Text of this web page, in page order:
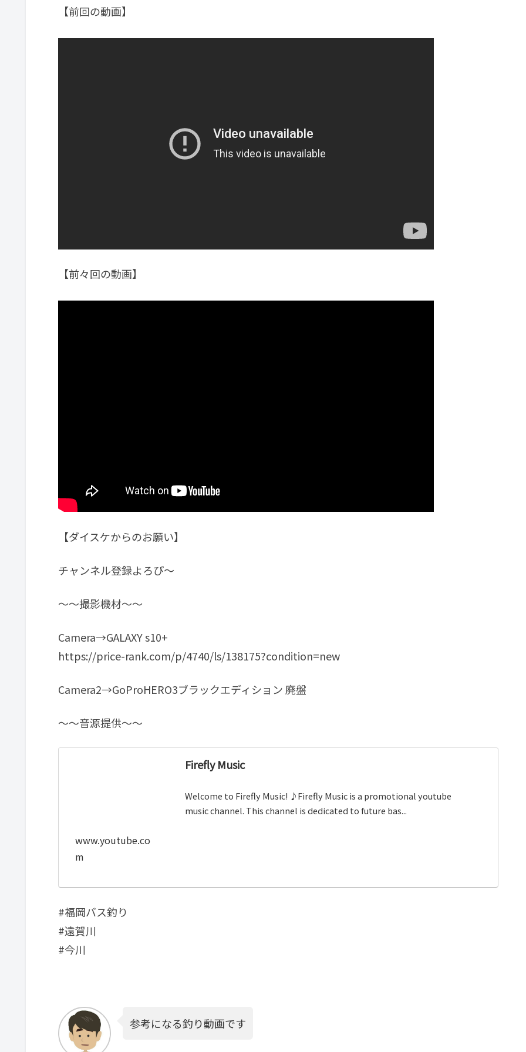
【前回の動画】
【前々回の動画】
【ダイスケからのお願い】
チャンネル登録よろぴ～
～～撮影機材～～
Camera→GALAXY s10+
https://price-rank.com/p/4740/ls/138175?condition=new
Camera2→GoProHERO3ブラックエディション 廃盤
～～音源提供～～
Firefly Music
Welcome to Firefly Music! ♪Firefly Music is a promotional youtube
music channel. This channel is dedicated to future bas...
www.youtube.co
m
#福岡バス釣り
#遠賀川
#今川
参考になる釣り動画です